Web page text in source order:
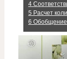
4
5 Расчет
6 Обобщение